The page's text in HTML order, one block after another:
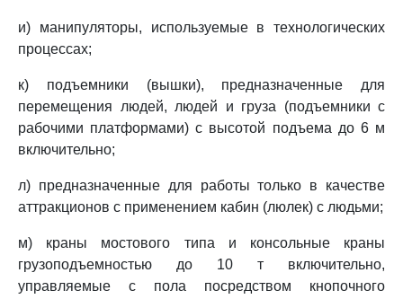
и) манипуляторы, используемые в технологических
процессах;
к) подъемники (вышки), предназначенные для
перемещения людей, людей и груза (подъемники с
рабочими платформами) с высотой подъема до 6 м
включительно;
л) предназначенные для работы только в качестве
аттракционов с применением кабин (люлек) с людьми;
м) краны мостового типа и консольные краны
грузоподъемностью до 10 т включительно,
управляемые с пола посредством кнопочного